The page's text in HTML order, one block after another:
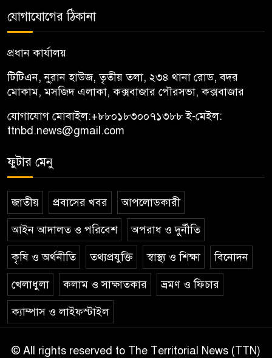
যোগাযোগের ঠিকানা
প্রধান কার্যালয়
টিটিএন, নু্রান হাউজ, তৃতীয় তলা, ২৩৪ থানা রোড, বদর
মোকাম, মসজিদ এলাকা, কক্সবাজার পৌরসভা, কক্সবাজার
যোগাযোগ মোবাইল:+৮৮০১৮৩০০৭১৩৮৮ই-মেইল:
ttnbd.news@gmail.com
ফুটার মেনু
জাতীয় প্রবাসের খবর আপলোডকারী
আইন আদালত ও পরিবেশ অপরাধ ও দুর্নীতি
কৃষি ও অর্থনীতি তথ্যপ্রযুক্তি স্বাস্থ্য ও শিক্ষা বিনোদন
খেলাধুলা কলাম ও সাক্ষাতকার ভ্রমণ ও ফিচার
ক্যাম্পাস ও লাইফস্টাইল
© All rights reserved to The Territorial News (TTN)